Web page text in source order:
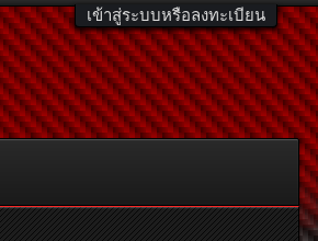
เข้าสู่ระบบหรือลงทะเบียน